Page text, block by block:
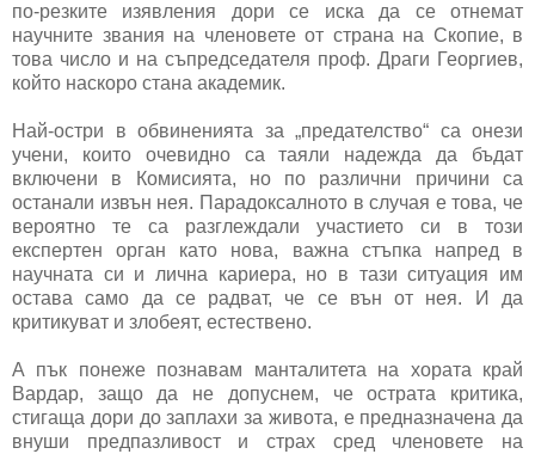
по-резките изявления дори се иска да се отнемат
научните звания на членовете от страна на Скопие, в
това число и на съпредседателя проф. Драги Георгиев,
който наскоро стана академик.
Най-остри в обвиненията за „предателство“ са онези
учени, които очевидно са таяли надежда да бъдат
включени в Комисията, но по различни причини са
останали извън нея. Парадоксалното в случая е това, че
вероятно те са разглеждали участието си в този
експертен орган като нова, важна стъпка напред в
научната си и лична кариера, но в тази ситуация им
остава само да се радват, че се вън от нея. И да
критикуват и злобеят, естествено.
А пък понеже познавам манталитета на хората край
Вардар, защо да не допуснем, че острата критика,
стигаща дори до заплахи за живота, е предназначена да
внуши предпазливост и страх сред членовете на